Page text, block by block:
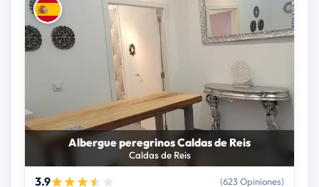
Albergue peregrinos Caldas de Reis
Caldas de Reis
3.9 (623 Opiniones)